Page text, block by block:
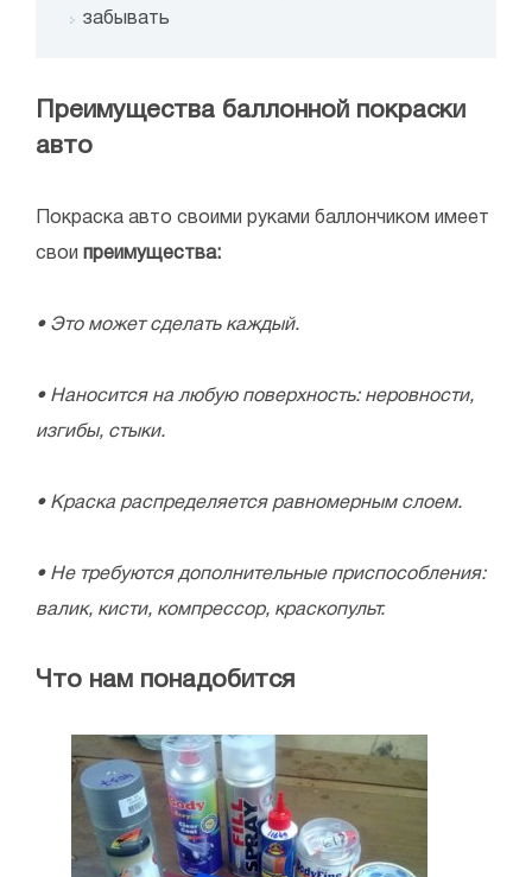
забывать
Преимущества баллонной покраски
авто
Покраска авто своими руками баллончиком имеет
свои преимущества:
• Это может сделать каждый.
• Наносится на любую поверхность: неровности,
изгибы, стыки.
• Краска распределяется равномерным слоем.
• Не требуются дополнительные приспособления:
валик, кисти, компрессор, краскопульт.
Что нам понадобится